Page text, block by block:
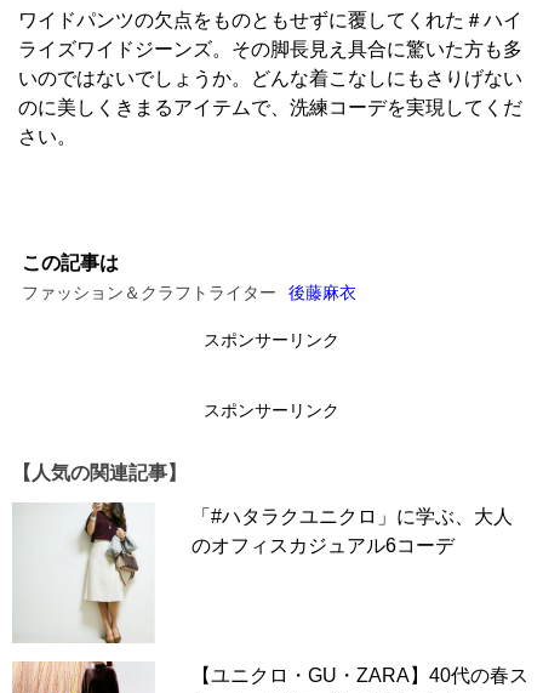
ワイドパンツの欠点をものともせずに覆してくれた＃ハイ
ライズワイドジーンズ。その脚長見え具合に驚いた方も多
いのではないでしょうか。どんな着こなしにもさりげない
のに美しくきまるアイテムで、洗練コーデを実現してくだ
さい。
この記事は
ファッション＆クラフトライター 後藤麻衣
スポンサーリンク
スポンサーリンク
【人気の関連記事】
「#ハタラクユニクロ」に学ぶ、大人
のオフィスカジュアル6コーデ
【ユニクロ・GU・ZARA】40代の春ス